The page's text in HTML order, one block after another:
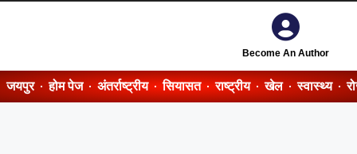
Become An Author
जयपुर होम पेज अंतर्राष्ट्रीय सियासत राष्ट्रीय खेल स्वास्थ्य